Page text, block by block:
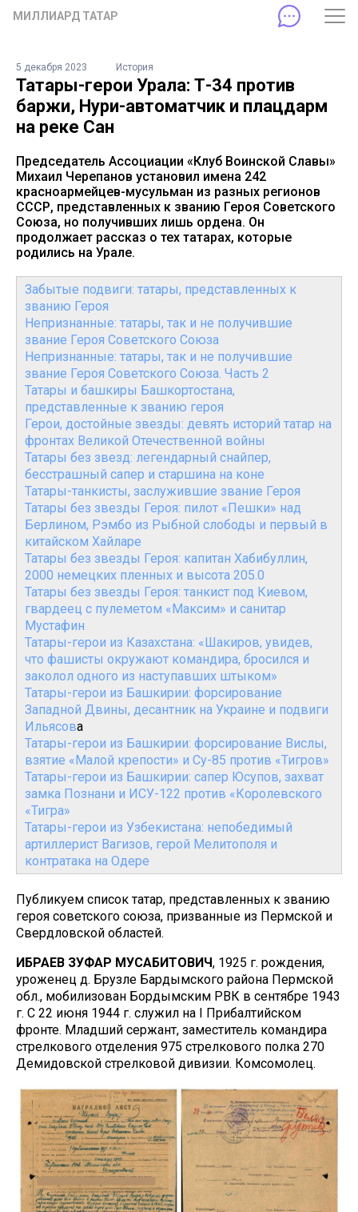
МИЛЛИАРД ТАТАР
5 декабря 2023 История
Татары-герои Урала: Т-34 против
баржи, Нури-автоматчик и плацдарм
на реке Сан
Председатель Ассоциации «Клуб Воинской Славы»
Михаил Черепанов установил имена 242
красноармейцев-мусульман из разных регионов
СССР, представленных к званию Героя Советского
Союза, но получивших лишь ордена. Он
продолжает рассказ о тех татарах, которые
родились на Урале.
Забытые подвиги: татары, представленных к
званию Героя
Непризнанные: татары, так и не получившие
звание Героя Советского Союза
Непризнанные: татары, так и не получившие
звание Героя Советского Союза. Часть 2
Татары и башкиры Башкортостана,
представленные к званию героя
Герои, достойные звезды: девять историй татар на
фронтах Великой Отечественной войны
Татары без звезд: легендарный снайпер,
бесстрашный сапер и старшина на коне
Татары-танкисты, заслужившие звание Героя
Татары без звезды Героя: пилот «Пешки» над
Берлином, Рэмбо из Рыбной слободы и первый в
китайском Хайларе
Татары без звезды Героя: капитан Хабибуллин,
2000 немецких пленных и высота 205.0
Татары без звезды Героя: танкист под Киевом,
гвардеец с пулеметом «Максим» и санитар
Мустафин
Татары-герои из Казахстана: «Шакиров, увидев,
что фашисты окружают командира, бросился и
заколол одного из наступавших штыком»
Татары-герои из Башкирии: форсирование
Западной Двины, десантник на Украине и подвиги
Ильясова
Татары-герои из Башкирии: форсирование Вислы,
взятие «Малой крепости» и Су-85 против «Тигров»
Татары-герои из Башкирии: сапер Юсупов, захват
замка Познани и ИСУ-122 против «Королевского
«Тигра»
Татары-герои из Узбекистана: непобедимый
артиллерист Вагизов, герой Мелитополя и
контратака на Одере
Публикуем список татар, представленных к званию
героя советского союза, призванные из Пермской и
Свердловской областей.
ИБРАЕВ ЗУФАР МУСАБИТОВИЧ, 1925 г. рождения,
уроженец д. Брузле Бардымского района Пермской
обл., мобилизован Бордымским РВК в сентябре 1943
г. С 22 июня 1944 г. служил на I Прибалтийском
фронте. Младший сержант, заместитель командира
стрелкового отделения 975 стрелкового полка 270
Демидовской стрелковой дивизии. Комсомолец.